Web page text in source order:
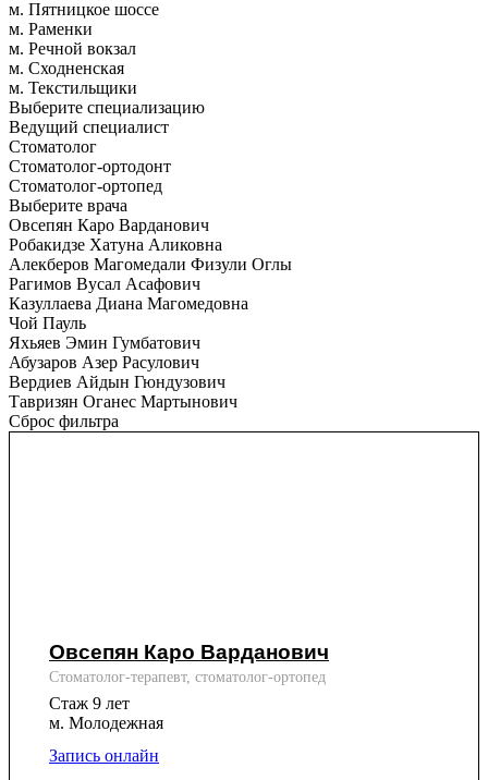
м. Пятницкое шоссе
м. Раменки
м. Речной вокзал
м. Сходненская
м. Текстильщики
Выберите специализацию
Ведущий специалист
Стоматолог
Стоматолог-ортодонт
Стоматолог-ортопед
Выберите врача
Овсепян Каро Варданович
Робакидзе Хатуна Аликовна
Алекберов Магомедали Физули Оглы
Рагимов Вусал Асафович
Казуллаева Диана Магомедовна
Чой Пауль
Яхьяев Эмин Гумбатович
Абузаров Азер Расулович
Вердиев Айдын Гюндузович
Тавризян Оганес Мартынович
Сброс фильтра
Овсепян Каро Варданович
Стоматолог-терапевт, стоматолог-ортопед
Стаж 9 лет
м. Молодежная
Запись онлайн